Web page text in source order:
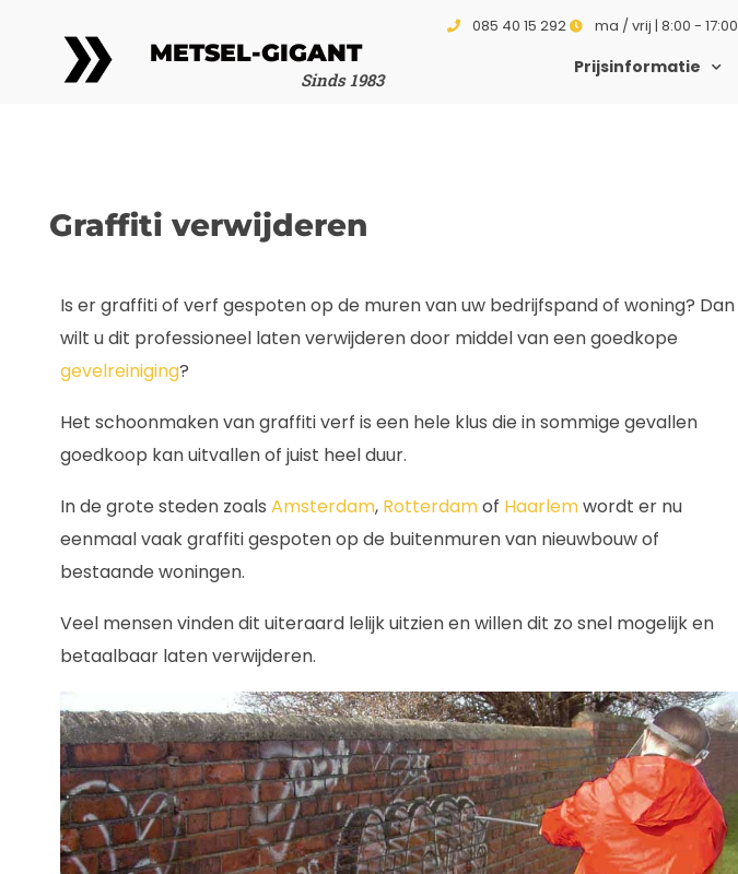
METSEL-GIGANT
Sinds 1983
085 40 15 292 ma / vrij | 8:00 - 17:00
Prijsinformatie
Graffiti verwijderen
Is er graffiti of verf gespoten op de muren van uw bedrijfspand of woning? Dan
wilt u dit professioneel laten verwijderen door middel van een goedkope
gevelreiniging?
Het schoonmaken van graffiti verf is een hele klus die in sommige gevallen
goedkoop kan uitvallen of juist heel duur.
In de grote steden zoals Amsterdam, Rotterdamof Haarlemwordt er nu
eenmaal vaak graffiti gespoten op de buitenmuren van nieuwbouw of
bestaande woningen.
Veel mensen vinden dit uiteraard lelijk uitzien en willen dit zo snel mogelijk en
betaalbaar laten verwijderen.